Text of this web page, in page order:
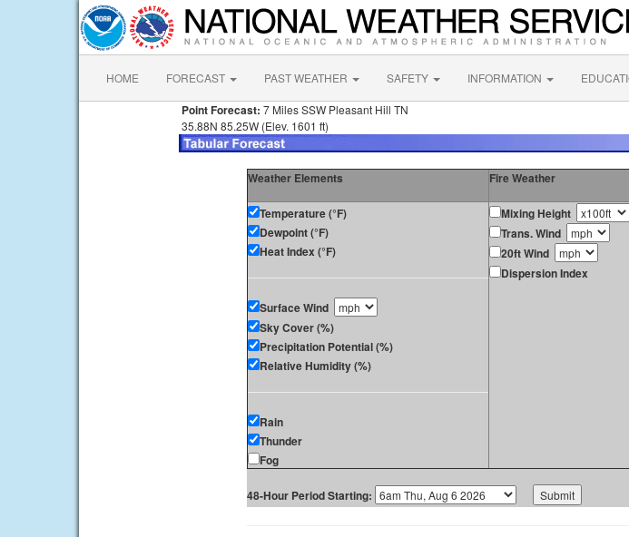
HOME FORECAST PAST WEATHER SAFETY INFORMATION
Point Forecast: 7 Miles SSW Pleasant Hill TN
35.88N 85.25W (Elev. 1601 ft)
Weather Elements Fire Weather
Temperature (°F)
Dewpoint (°F)
Heat Index (°F)
Surface Wind
Sky Cover (%)
Precipitation Potential (%)
Relative Humidity (%)
Rain
Thunder
Fog
Mixing Height
Trans. Wind
20ft Wind
Dispersion Index
48-Hour Period Starting: